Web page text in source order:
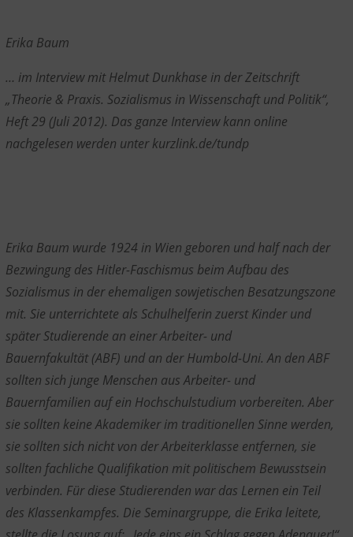
Erika Baum
… im Interview mit HelmutDunkhase in der Zeitschrift
„Theorie & Praxis. Sozialismus in Wissenschaft und Politik“,
Heft 29 (Juli 2012). Das ganze Interview kann online
nachgelesen werden unter kurzlink.de/tundp
Erika Baum wurde 1924 in Wien geboren und half nach der
Bezwingung des Hitler-Faschismus beim Aufbau des
Sozialismus in der ehemaligen sowjetischen Besatzungszone
mit. Sie unterrichtete als Schulhelferin zuerst Kinder und
später Studierende an einer Arbeiter- und
Bauernfakultät(ABF) und an derHumbold-Uni.An den ABF
sollten sich junge Menschen aus Arbeiter- und
Bauernfamilien auf ein Hochschulstudium vorbereiten. Aber
sie sollten keine Akademiker im traditionellen Sinne werden,
sie sollten sich nicht von der Arbeiterklasse entfernen, sie
sollten fachliche Qualifikation mit politischem Bewusstsein
verbinden. Für diese Studierenden war das Lernen ein Teil
des Klassenkampfes. Die Seminargruppe, die Erika leitete,